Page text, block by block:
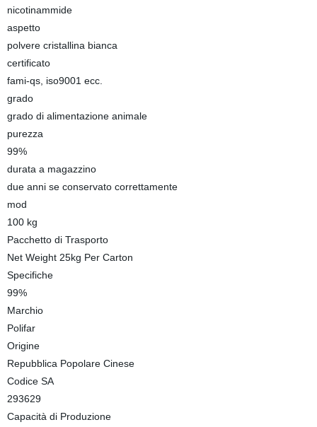
nicotinammide
aspetto
polvere cristallina bianca
certificato
fami-qs, iso9001 ecc.
grado
grado di alimentazione animale
purezza
99%
durata a magazzino
due anni se conservato correttamente
mod
100 kg
Pacchetto di Trasporto
Net Weight 25kg Per Carton
Specifiche
99%
Marchio
Polifar
Origine
Repubblica Popolare Cinese
Codice SA
293629
Capacità di Produzione